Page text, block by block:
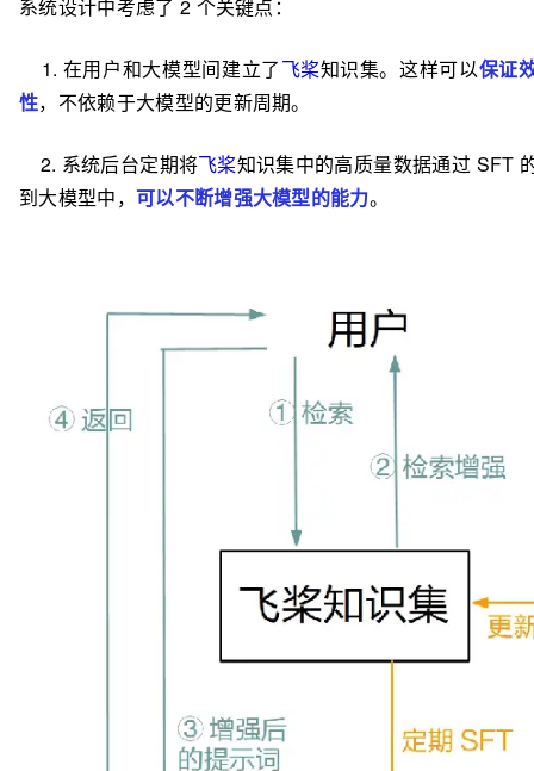
系统设计中考虑了 2 个关键点：
1. 在用户和大模型间建立了飞桨知识集。这样可以保证
性，不依赖于大模型的更新周期。
2. 系统后台定期将飞桨知识集中的高质量数据通过 SFT
到大模型中， 可以不断增强大模型的能力。